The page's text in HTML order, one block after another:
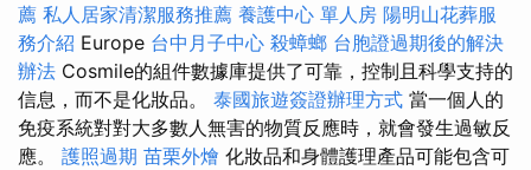
薦 私人居家清潔服務推薦 養護中心 單人房 陽明山花葬服
務介紹 Europe 台中月子中心 殺蟑螂 台胞證過期後的解決
辦法 Cosmile的組件數據庫提供了可靠，控制且科學支持的
信息，而不是化妝品。 泰國旅遊簽證辦理方式 當一個人的
免疫系統對對大多數人無害的物質反應時，就會發生過敏反
應。 護照過期 苗栗外燴 化妝品和身體護理產品可能包含可